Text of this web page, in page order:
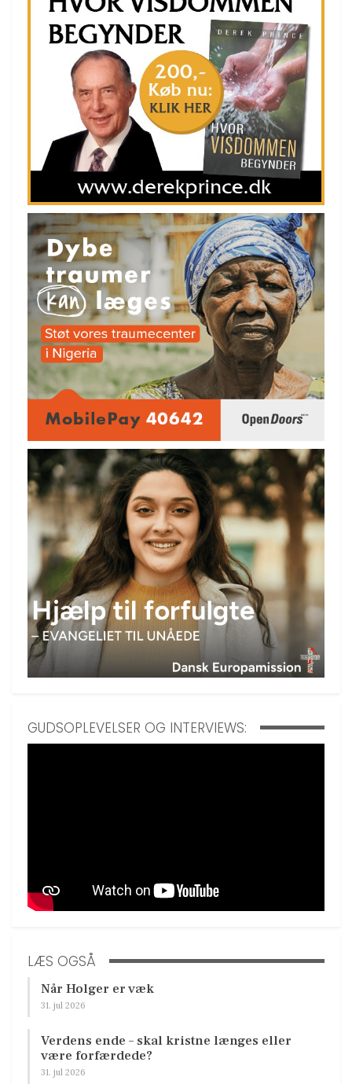
GUDSOPLEVELSER OG INTERVIEWS:
LÆS OGSÅ
Når Holger er væk
31. jul 2026
Verdens ende – skal kristne længes eller
være forfærdede?
31. jul 2026